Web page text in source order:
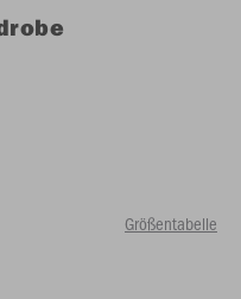
Größentabelle